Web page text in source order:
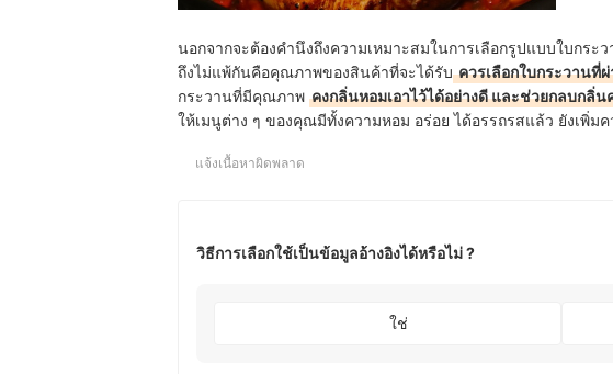
นอกจากจะต้องคำนึงถึงความเหมาะสมในการเลือกรูปแบบใบกระ
ถึงไม่แพ้กันคือคุณภาพของสินค้าที่จะได้รับควรเลือกใบกระวานที่
กระวานที่มีคุณภาพ คงกลิ่นหอมเอาไว้ได้อย่างดี และช่วยกลบกลิ่น
ให้เมนูต่าง ๆ ของคุณมีทั้งความหอม อร่อย ได้อรรถรสแล้ว ยังเพิ่
แจ้งเนื้อหาผิดพลาด
วิธีการเลือกใช้เป็นข้อมูลอ้างอิงได้หรือไม่ ?
ใช่